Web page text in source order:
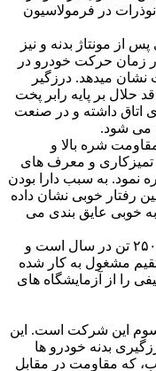
در فرمولاسیون
از مونتاژ بدنه و نیز
زمان حرکت خودرو در
میدهد. درزگیر
حلال بر پایه رابر پخت
اتاق داشته و در صنعت
می شود.
شره بالا و
تمیزکاری و معرف های
نمود. به سبب دارا بودن
رفتار خوبی نشان داده
خوبی عایق بندی می
میزان تولید و فروش این محصول حدود ۲۵۰ تن در سال است و
نفر بطور مستقیم مشغول به کار شده
را از آزمایشگاه های
سوم این شرکت است. این
بدنه خودرو ها
که مقاومت در مقابل